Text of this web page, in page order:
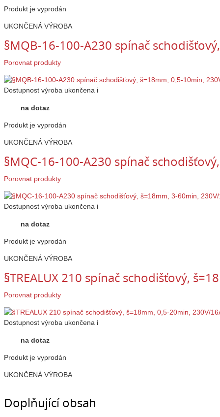
Produkt je vyprodán
UKONČENÁ VÝROBA
§MQB-16-100-A230 spínač
Porovnat produkty
Dostupnost výroba ukončena i
na dotaz
Produkt je vyprodán
UKONČENÁ VÝROBA
§MQC-16-100-A230 spínač
Porovnat produkty
Dostupnost výroba ukončena i
na dotaz
Produkt je vyprodán
UKONČENÁ VÝROBA
§TREALUX 210 spínač schodišťový,
Porovnat produkty
Dostupnost výroba ukončena i
na dotaz
Produkt je vyprodán
UKONČENÁ VÝROBA
Doplňující obsah